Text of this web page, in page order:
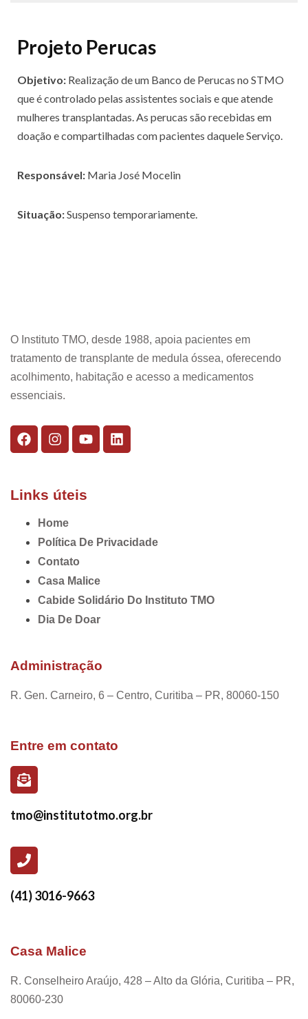
Projeto Perucas
Objetivo: Realização de um Banco de Perucas no STMO
que é controlado pelas assistentes sociais e que atende
mulheres transplantadas. As perucas são recebidas em
doação e compartilhadas com pacientes daquele Serviço.
Responsável: Maria José Mocelin
Situação:Suspenso temporariamente.
O Instituto TMO, desde 1988, apoia pacientes em
tratamento de transplante de medula óssea, oferecendo
acolhimento, habitação e acesso a medicamentos
essenciais.
Links úteis
Home
Política De Privacidade
Contato
Casa Malice
Cabide Solidário Do Instituto TMO
Dia De Doar
Administração
R. Gen. Carneiro, 6 – Centro, Curitiba – PR, 80060-150
Entre em contato
tmo@institutotmo.org.br
(41) 3016-9663
Casa Malice
R. Conselheiro Araújo, 428 – Alto da Glória, Curitiba – PR,
80060-230